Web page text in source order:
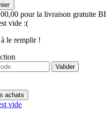
pour la livraison gratuite
vide :(
le remplir !
Valider
achats
vide